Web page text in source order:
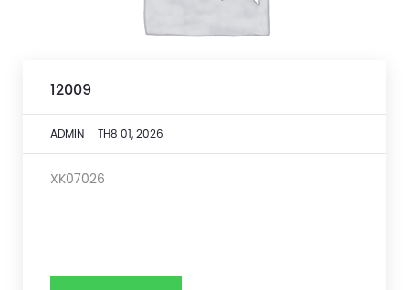
12009
ADMIN TH8 01, 2026
XK07026